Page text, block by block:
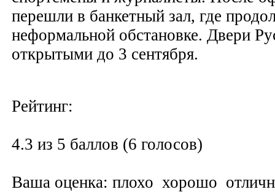
перешли в банкетный зал, где
неформальной обстановке. Двери
открытыми до 3 сентября.
Рейтинг:
4.3 из 5 баллов (6 голосов)
Ваша оценка: плохо хорошо